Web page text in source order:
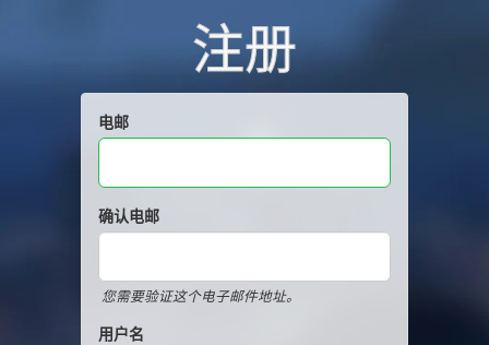
注册
电邮
确认电邮
您需要验证这个电子邮件地址。
用户名